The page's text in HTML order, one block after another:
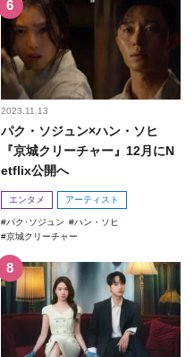
2023.11.13
パク・ソジュン×ハン・ソヒ
『京城クリーチャー』12月にN
etflix公開へ
エンタメ アーティスト
パク･ソジュン
ハン・ソヒ
京城クリーチャー